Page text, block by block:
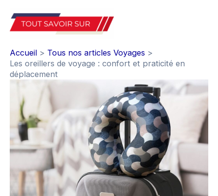
contenu
Accueil
Tous nos articles Voyages
Les oreillers de voyage : confort et praticité en
déplacement